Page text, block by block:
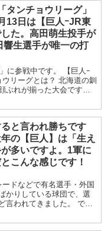
タンチョウリーグ」
13日は【巨人ｰJR東
した。高田萌生投手が
響生選手が唯一の打
に参戦中です。 【巨人ｰ
リーグとは？ 北海道の釧
ぶれが揃った大会です。
と言われ勝ちです
の【巨人】は「生え
多いですよ。1軍に
こんな感じです！
ドなどで有名選手・外国
かりしている球団で、選
言われてきました。 で